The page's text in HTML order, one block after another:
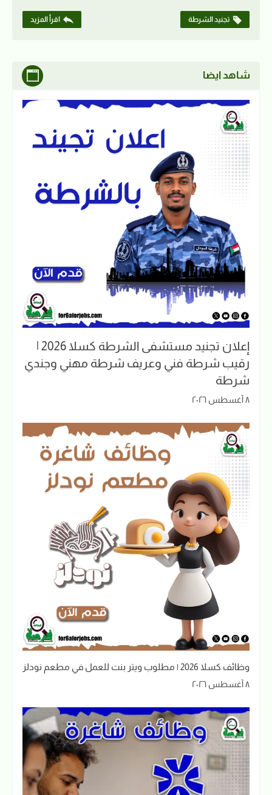
تجنيد الشرطة اقرأ المزيد
شاهد ايضا
رقيب شرطة فني وعريف شرطة مهني وجندي
شرطة
٨ أغسطس ٢٠٢٦
وظائف كسلا 2026 | مطلوب ويتر بنت للعمل في مطعم نودلز
٨ أغسطس ٢٠٢٦